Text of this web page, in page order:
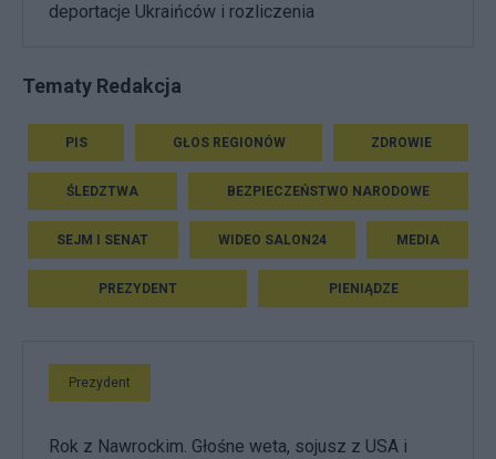
deportacje Ukraińców i rozliczenia
Tematy Redakcja
PIS GŁOS REGIONÓW ZDROWIE
ŚLEDZTWA BEZPIECZEŃSTWO NARODOWE
SEJM I SENAT WIDEO SALON24 MEDIA
PREZYDENT PIENIĄDZE
Prezydent
Rok z Nawrockim. Głośne weta, sojusz z USA i